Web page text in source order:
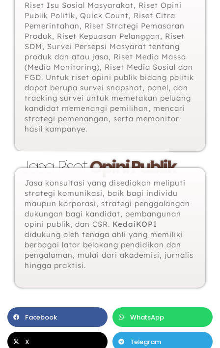
Riset Isu Sosial Masyarakat, Riset Opini
Publik Politik, Quick Count, Riset Citra
Pemerintahan, Riset Strategi Pemasaran
Produk, Riset Kepuasan Pelanggan, Riset
SDM, Survei Persepsi Masyarat tentang
produk dan atau jasa, Riset Media Massa
(Media Monitoring), Riset Media Sosial dan
FGD. Untuk riset opini publik bidang politik
dapat berupa survei snapshot, panel, dan
tracking survei untuk memetakan peluang
kandidat memenangi pemilihan, mencari
strategi pemenangan, serta memonitor
hasil kampanye.
Jasa RisetOpini Publik
Jasa konsultasi yang disediakan meliputi
strategi komunikasi, baik bagi individu
maupun korporasi, strategi penggalangan
dukungan bagi kandidat, pembangunan
opini publik, dan CSR. KedaiKOPI
didukung oleh tenaga ahli yang memiliki
berbagai latar belakang pendidikan dan
pengalaman, mulai dari akademisi, jurnalis
hingga praktisi.
Facebook WhatsApp
X Telegram